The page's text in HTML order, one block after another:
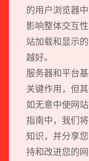
的用户浏览器
影响整体交互
站加载和显示
越好。
服务器和平台
关键作用，但
如无意中使网
指南中，我们
知识，并分享
持和改进您的网